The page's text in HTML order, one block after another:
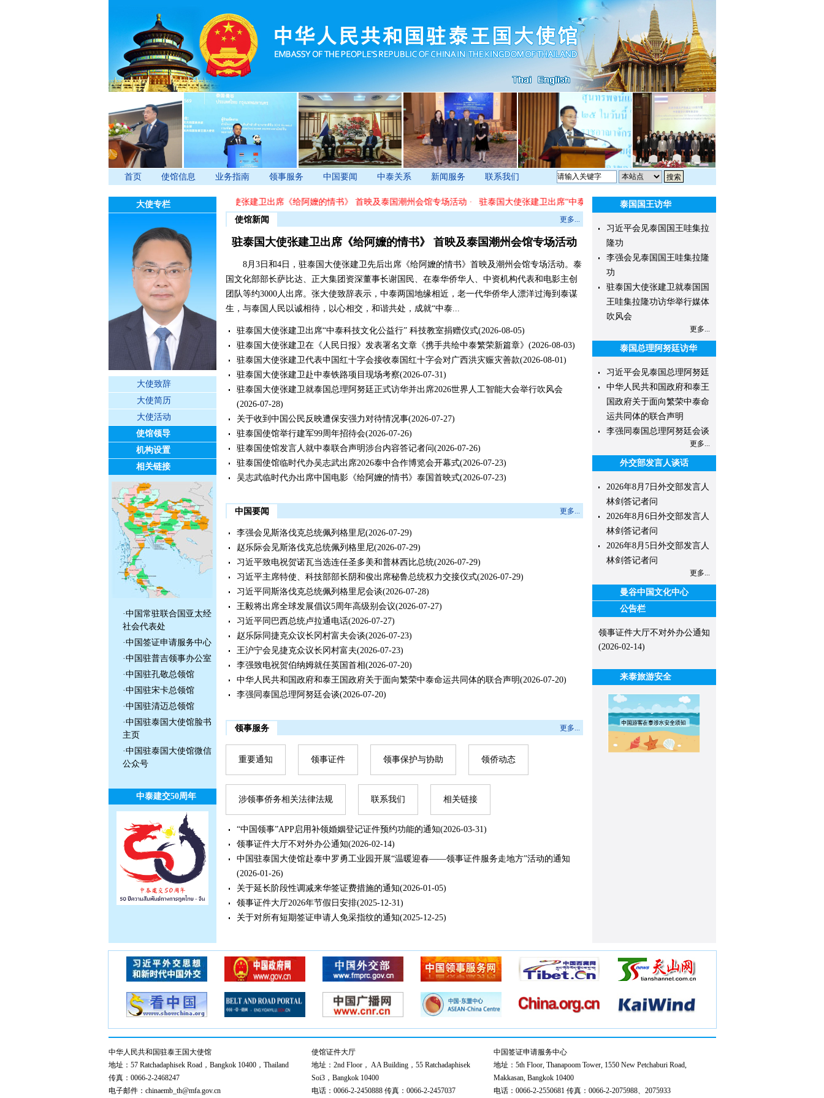
首页 使馆信息 业务指南 领事服务 中国要闻 中泰关系 新闻服务 联系我们
大使专栏
大使致辞
大使简历
大使活动
使馆领导
机构设置
相关链接
·中国常驻联合国亚太经
社会代表处
·中国签证申请服务中心
·中国驻普吉领事办公室
·中国驻孔敬总领馆
·中国驻宋卡总领馆
·中国驻清迈总领馆
·中国驻泰国大使馆脸书
主页
·中国驻泰国大使馆微信
公众号
中泰建交50周年
驻泰国大使张建卫出席《给阿嬤的情书》 首映及泰国潮州会馆专场活动· 驻泰国大使张建卫出席“中泰科技文化公益行” 科技教室捐赠仪式
使馆新闻
更多...
驻泰国大使张建卫出席《给阿嬤的情书》 首映及泰国潮州会馆专场活动
8月3日和4日，驻泰国大使张建卫先后出席《给阿嬤的情书》首映及潮州会馆专场活动。泰
国文化部部长萨比达、正大集团资深董事长谢国民、在泰华侨华人、中资机构代表和电影主创
团队等约3000人出席。张大使致辞表示，中泰两国地缘相近，老一代华侨华人漂洋过海到泰谋
生，与泰国人民以诚相待，以心相交，和谐共处，成就“中泰...
驻泰国大使张建卫出席“中泰科技文化公益行” 科技教室捐赠仪式(2026-08-05)
驻泰国大使张建卫在《人民日报》发表署名文章《携手共绘中泰繁荣新篇章》 (2026-08-03)
驻泰国大使张建卫代表中国红十字会接收泰国红十字会对广西洪灾赈灾善款(2026-08-01)
驻泰国大使张建卫赴中泰铁路项目现场考察(2026-07-31)
驻泰国大使张建卫就泰国总理阿努廷正式访华并出席2026世界人工智能大会举行吹风会
(2026-07-28)
关于收到中国公民反映遭保安强力对待情况事(2026-07-27)
驻泰国使馆举行建军99周年招待会(2026-07-26)
驻泰国使馆发言人就中泰联合声明涉台内容答记者问(2026-07-26)
驻泰国使馆临时代办吴志武出席2026泰中合作博览会开幕式(2026-07-23)
吴志武临时代办出席中国电影《给阿嬤的情书》泰国首映式(2026-07-23)
中国要闻 更多...
李强会见斯洛伐克总统佩列格里尼(2026-07-29)
赵乐际会见斯洛伐克总统佩列格里尼(2026-07-29)
习近平致电祝贺诺瓦当选连任圣多美和普林西比总统(2026-07-29)
习近平主席特使、科技部部长阴和俊出席秘鲁总统权力交接仪式(2026-07-29)
习近平同斯洛伐克总统佩列格里尼会谈(2026-07-28)
王毅将出席全球发展倡议5周年高级别会议(2026-07-27)
习近平同巴西总统卢拉通电话(2026-07-27)
赵乐际同捷克众议长冈村富夫会谈(2026-07-23)
王沪宁会见捷克众议长冈村富夫(2026-07-23)
李强致电祝贺伯纳姆就任英国首相(2026-07-20)
中华人民共和国政府和泰王国政府关于面向繁荣中泰命运共同体的联合声明(2026-07-20)
李强同泰国总理阿努廷会谈(2026-07-20)
领事服务 更多...
重要通知 领事证件 领事保护与协助 领侨动态
涉领事侨务相关法律法规 联系我们 相关链接
“中国领事”APP启用补领婚姻登记证件预约功能的通知(2026-03-31)
领事证件大厅不对外办公通知(2026-02-14)
中国驻泰国大使馆赴泰中罗勇工业园开展“温暖迎春——领事证件服务走地方”活动的通知
(2026-01-26)
关于延长阶段性调减来华签证费措施的通知(2026-01-05)
领事证件大厅2026年节假日安排(2025-12-31)
关于对所有短期签证申请人免采指纹的通知(2025-12-25)
泰国国王访华
习近平会见泰国国王哇集拉
隆功
李强会见泰国国王哇集拉隆
功
驻泰国大使张建卫就泰国国
王哇集拉隆功访华举行媒体
吹风会
更多...
泰国总理阿努廷访华
习近平会见泰国总理阿努廷
中华人民共和国政府和泰王
国政府关于面向繁荣中泰命
运共同体的联合声明
李强同泰国总理阿努廷会谈
更多...
外交部发言人谈话
2026年8月7日外交部发言人
林剑答记者问
2026年8月6日外交部发言人
林剑答记者问
2026年8月5日外交部发言人
林剑答记者问
更多...
曼谷中国文化中心
公告栏
领事证件大厅不对外办公通知
(2026-02-14)
来泰旅游安全
中华人民共和国驻泰王国大使馆
地址：57 Ratchadaphisek Road，Bangkok 10400，Thailand
传真：0066-2-2468247
电子邮件：chinaemb_th@mfa.gov.cn
使馆证件大厅
地址：2nd Floor， AA Building，55 Ratchadaphisek
Soi3，Bangkok 10400
电话：0066-2-2450888 传真：0066-2-2457037
中国签证申请服务中心
地址：5th Floor, Thanapoom Tower, 1550 New Petchaburi Road,
Makkasan, Bangkok 10400
电话：0066-2-2550681 传真：0066-2-2075988、2075933